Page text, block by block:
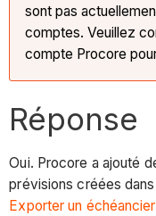
sont pas
comptes. Veuillez
compte Procore
Réponse
Oui. Procore a ajouté
prévisions créées
Exporter un